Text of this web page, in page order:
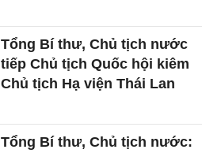
Tổng Bí thư, Chủ tịch nước
tiếp Chủ tịch Quốc hội kiêm
Chủ tịch Hạ viện Thái Lan
Tổng Bí thư, Chủ tịch nước: